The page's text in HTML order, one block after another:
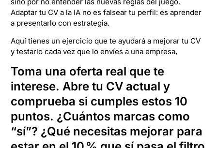
Adaptar tu CV a la IA no es falsear tu perfil: es aprender
a presentarlo con estrategia.
Aquí tienes un ejercicio que te ayudará a mejorar tu CV
y testarlo cada vez que lo envíes a una empresa,
Toma una oferta real que te
interese. Abre tu CV actual y
comprueba si cumples estos 10
puntos. ¿Cuántos marcas como
“sí”? ¿Qué necesitas mejorar para